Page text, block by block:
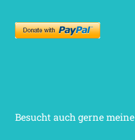
Besucht auch gerne meine